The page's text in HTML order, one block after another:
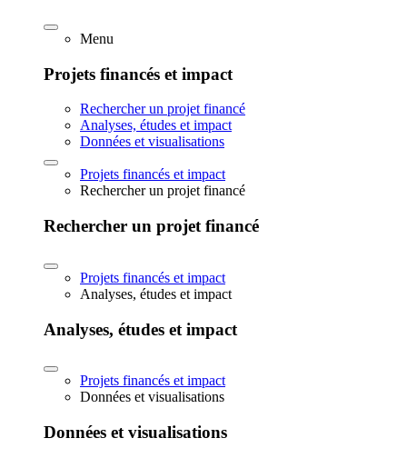
Menu
Projets financés et impact
Rechercher un projet financé
Analyses, études et impact
Données et visualisations
Projets financés et impact
Rechercher un projet financé
Rechercher un projet financé
Projets financés et impact
Analyses, études et impact
Analyses, études et impact
Projets financés et impact
Données et visualisations
Données et visualisations